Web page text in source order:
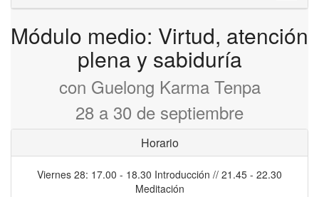
Módulo medio: Virtud, atención
plena y sabiduría
con Guelong Karma Tenpa
28 a 30 de septiembre
Horario
Viernes 28: 17.00 - 18.30 Introducción // 21.45 - 22.30
Meditación